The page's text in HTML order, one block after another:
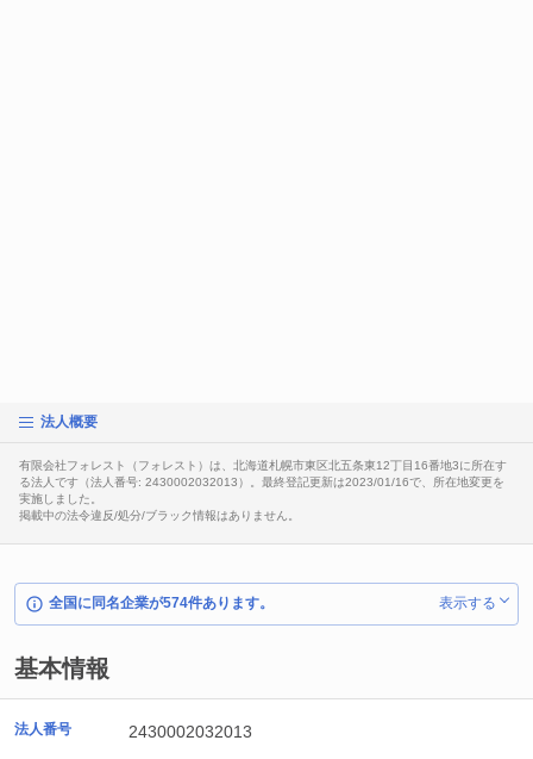
法人概要
有限会社フォレスト（フォレスト）は、北海道札幌市東区北五条東12丁目16番地3に所在す
る法人です（法人番号: 2430002032013）。最終登記更新は2023/01/16で、所在地変更を
実施しました。
掲載中の法令違反/処分/ブラック情報はありません。
全国に同名企業が574件あります。 表示する
基本情報
法人番号 2430002032013